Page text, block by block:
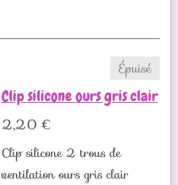
Épuisé
Clip silicone ours gris clair
2,20 €
Clip silicone 2 trous de
ventilation ours gris clair